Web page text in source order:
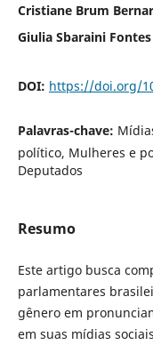
Cristiane Brum
Giulia Sbaraini Fontes
DOI: https://doi.org/
Palavras-chave:
político, Mulheres e
Deputados
Resumo
Este artigo busca
parlamentares
gênero em
em suas mídias